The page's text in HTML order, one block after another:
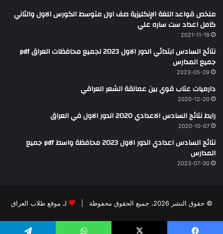
ملخص قواعد اللغة الإنكليزية صف اول متوسط الكورس الاول والثاني
كامل اعداد ست ساره علي
2021-11-19
نتائج السادس ابتدائي الدور الاول 2023 لجميع محافظات العراق pdf
جميع المدارس
2023-05-29
دارميات عتاب قوي بين عمالقة الشعر العراقي
2020-12-20
رابط نتائج السادس الاعدادي 2020 الدور الاول في العراق
2020-10-07
نتائج السادس اعدادي الدور الاول 2023 محافظة واسط pdf جميع
المدارس
2023-07-30
© حقوق النشر 2026، جميع الحقوق محفوظة | لـ موقع طلاب العراق